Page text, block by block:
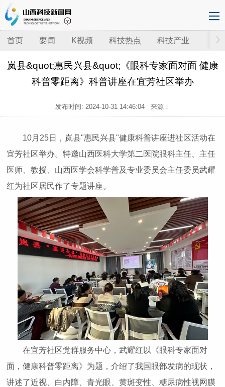
首页 要闻 K视频 科技热点 科技产业
岚县&quot;惠民兴县&quot;《眼科专家面对面 健康
科普零距离》科普讲座在宜芳社区举办
发布时间: 2024-10-31 14:46:04来源：
10月25日，岚县"惠民兴县"健康科普讲座进社区活动在
宜芳社区举办。特邀山西医科大学第二医院眼科主任、主任
医师、教授、山西医学会科学普及专业委员会主任委员武耀
红为社区居民作了专题讲座。
在宜芳社区党群服务中心，武耀红以《眼科专家面对
面，健康科普零距离》为题，介绍了我国眼部发病的现状，
讲述了近视、白内障、青光眼、黄斑变性、糖尿病性视网膜